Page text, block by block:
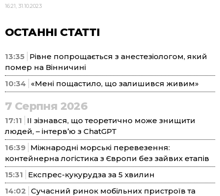
16:21, 31.10.2023
ОСТАННІ СТАТТІ
13:35 Рівне попрощається з анестезіологом, який
помер на Вінничині
10:34
«Мені пощастило, що залишився живим»
7 Серпня 2026
17:11
ІІ зізнався, що теоретично може знищити
людей, – інтерв’ю з ChatGPT
16:39 Міжнародні морські перевезення:
контейнерна логістика з Європи без зайвих етапів
15:31
Експрес-кукурудза за 5 хвилин
14:02 Сучасний ринок мобільних пристроїв та